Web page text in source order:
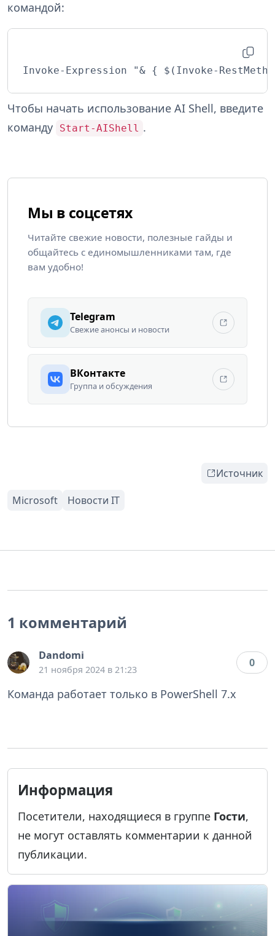
командой:
Invoke-Expression "& { $(Invoke-
Чтобы начать использование AI Shell, введите
команду
Start-AIShell .
Мы в соцсетях
Читайте свежие новости, полезные гайды и
общайтесь с единомышленниками там, где
вам удобно!
Telegram
Свежие анонсы и новости
ВКонтакте
Группа и обсуждения
Источник
1 комментарий
Dandomi
21 ноября 2024 в 21:23
0
Команда работает только в PowerShell 7.x
Информация
Посетители, находящиеся в группе Гости,
не могут оставлять комментарии к данной
публикации.